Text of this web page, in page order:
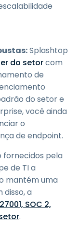
Splashtop
do setorcom
de
do setor e
você ainda
o
de endpoint.
fornecidos pela
de TI a
mantém uma
a
SOC 2,
.